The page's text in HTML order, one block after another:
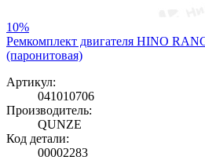
10%
Ремкомплект двигателя HINO
(паронитовая)
Артикул:
041010706
Производитель:
QUNZE
Код детали:
00002283